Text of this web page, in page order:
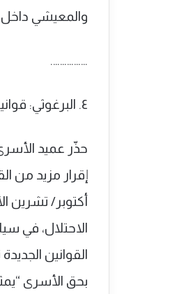
والمعيشي
…………….
٤. البرغوثي: قوانين إعدام الأسرى تنذر بمرحلة أكثر دموية داخل السجون
حذّر عميد
إقرار مزيد من
الاحتلال، في
القوانين
بحق الأسرى